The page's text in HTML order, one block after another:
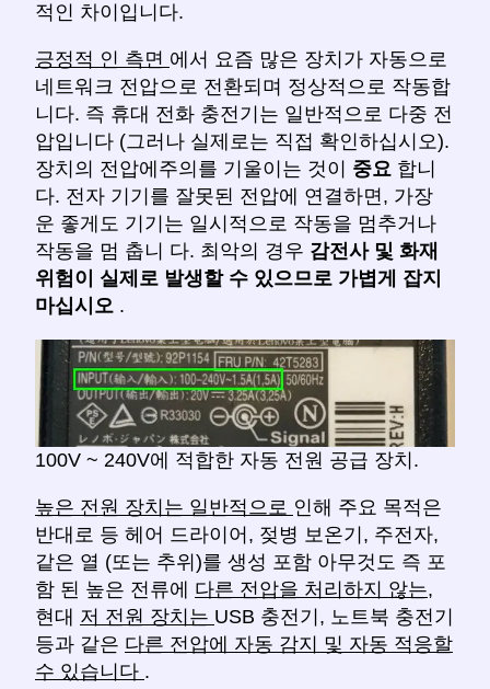
적인 차이입니다.
긍정적 인 측면 에서 요즘 많은 장치가 자동으로
네트워크 전압으로 전환되며 정상적으로 작동합
니다. 즉 휴대 전화 충전기는 일반적으로 다중 전
압입니다 (그러나 실제로는 직접 확인하십시오).
장치의 전압에주의를 기울이는 것이 중요 합니
다. 전자 기기를 잘못된 전압에 연결하면, 가장
운 좋게도 기기는 일시적으로 작동을 멈추거나
작동을 멈 춥니 다. 최악의 경우 감전사 및 화재
위험이 실제로 발생할 수 있으므로 가볍게 잡지
마십시오 .
100V ~ 240V에 적합한 자동 전원 공급 장치.
높은 전원 장치는 일반적으로 인해 주요 목적은
반대로 등 헤어 드라이어, 젖병 보온기, 주전자,
같은 열 (또는 추위)를 생성 포함 아무것도 즉 포
함 된 높은 전류에 다른 전압을 처리하지 않는,
현대 저 전원 장치는 USB 충전기, 노트북 충전기
등과 같은 다른 전압에 자동 감지 및 자동 적응할
수 있습니다 .